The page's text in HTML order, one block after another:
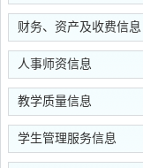
财务、资产及收费信息
人事师资信息
教学质量信息
学生管理服务信息